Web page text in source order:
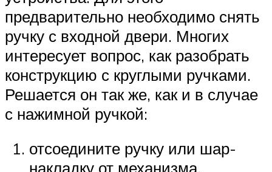
предварительно необходимо снять
ручку с входной двери. Многих
интересует вопрос, как разобрать
конструкцию с круглыми ручками.
Решается он так же, как и в случае
с нажимной ручкой:
отсоедините ручку или шар-
накладку от механизма,